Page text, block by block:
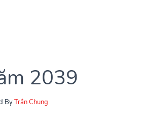
2039
ByTrần Chung